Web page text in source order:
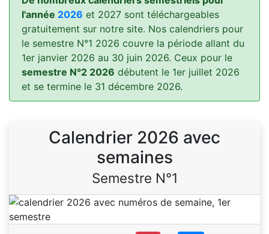
l'année 2026 et 2027 sont téléchargeables
gratuitement sur notre site. Nos calendriers pour
le semestre N°1 2026 couvre la période allant du
1er janvier 2026 au 30 juin 2026. Ceux pour le
semestre N°2 2026 débutent le 1er juillet 2026
et se termine le 31 décembre 2026.
Calendrier 2026 avec
semaines
Semestre N°1